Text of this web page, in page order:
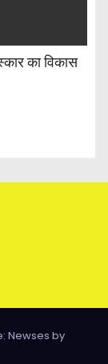
का विकास
Newses by